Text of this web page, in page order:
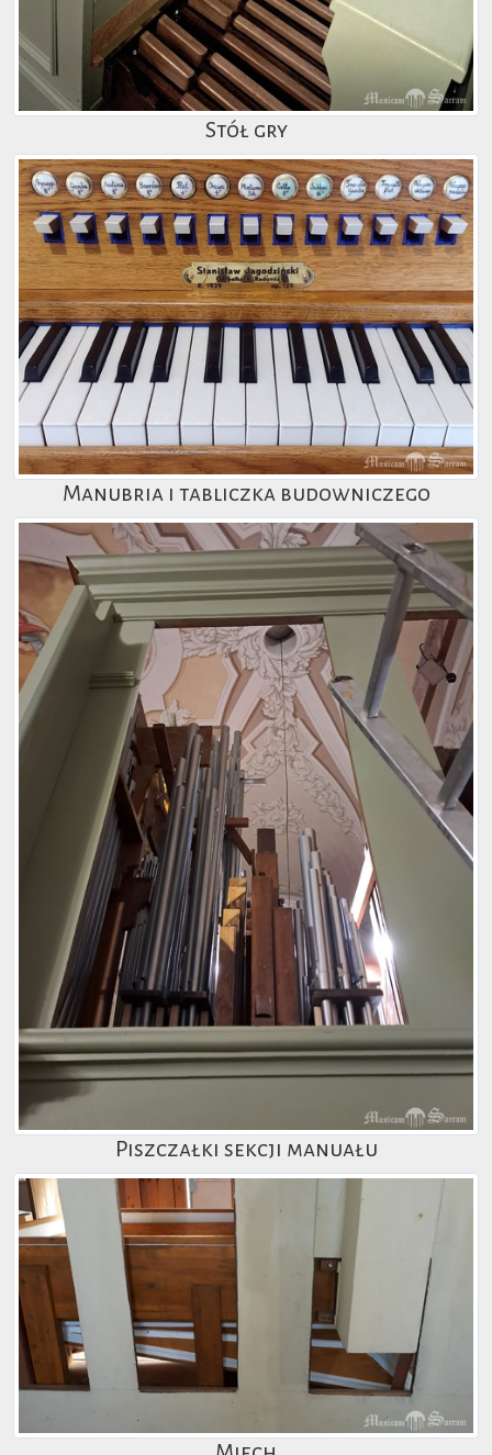
Stół gry
Manubria i tabliczka budowniczego
Piszczałki sekcji manuału